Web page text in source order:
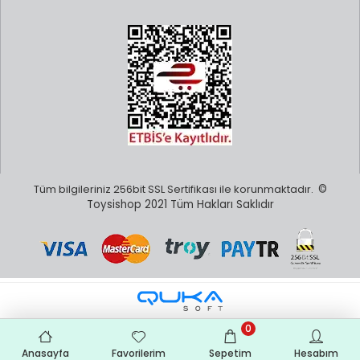
Tüm bilgileriniz 256bit SSL Sertifikası ile korunmaktadır. ©
Toysishop 2021 Tüm Hakları Saklıdır
Anasayfa Favorilerim Sepetim
0
Hesabım